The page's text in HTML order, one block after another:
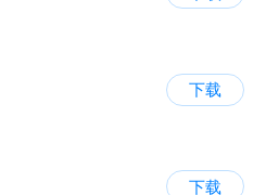
下载
下载